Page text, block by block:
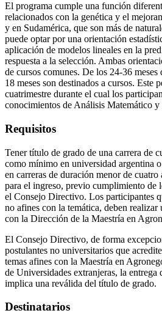
El programa cumple una función
relacionados con la genética y el
y en Sudamérica, que son más de
puede optar por una orientación
aplicación de modelos lineales en la
respuesta a la selección. Ambas
de cursos comunes. De los 24-36
18 meses son destinados a cursos. Este
cuatrimestre durante el cual los
conocimientos de Análisis Matemático
Requisitos
Tener título de grado de una carrera de
como mínimo en universidad argentina
en carreras de duración menor de cuatro
para el ingreso, previo cumplimiento de
el Consejo Directivo. Los participantes
no afines con la temática, deben realizar
con la Dirección de la Maestría en
El Consejo Directivo, de forma
postulantes no universitarios que
temas afines con la Maestría en
de Universidades extranjeras, la
implica una reválida del título de grado.
Destinatarios